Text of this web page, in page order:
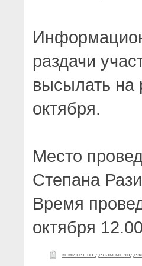
раздачи
высылать на
октября.
Место
Степана
Время
октября
комитет по делам